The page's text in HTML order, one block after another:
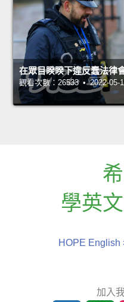
在眾目睽睽下違反蠢法律
觀看次數：26533 • 2022-05-
學英
HOPE English
加入